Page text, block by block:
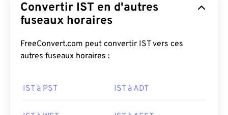
Convertir IST en d'autres
fuseaux horaires
FreeConvert.com peut convertir IST vers ces
autres fuseaux horaires :
IST à PST IST à ADT